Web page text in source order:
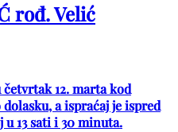
rođ. Velić
12. marta kod
a ispraćaj je ispred
13 sati i 30 minuta.